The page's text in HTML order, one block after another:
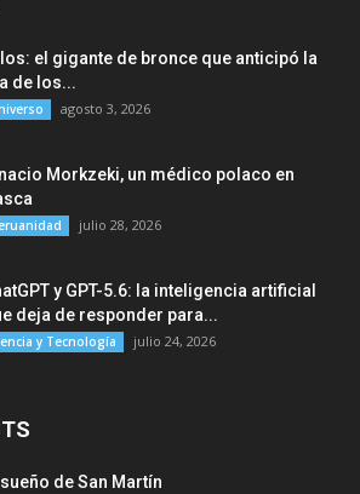
el gigante de bronce que anticipó la
de los...
agosto 3, 2026
Morkzeki, un médico polaco en
julio 28, 2026
y GPT-5.6: la inteligencia artificial
deja de responder para...
y Tecnología julio 24, 2026
sueño de San Martín